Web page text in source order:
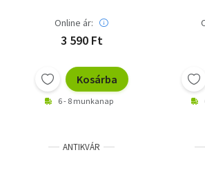
Online ár:
3 590 Ft
Kosárba
6 - 8 munkanap
ANTIKVÁR